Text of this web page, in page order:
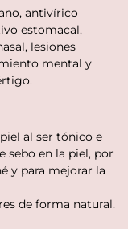
antivírico
estomacal,
lesiones
mental y
al ser tónico e
sebo en la piel, por
y para mejorar la
de forma natural.